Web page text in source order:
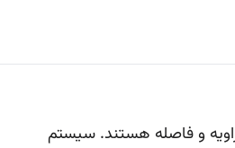
و فاصله هستند. سیستم